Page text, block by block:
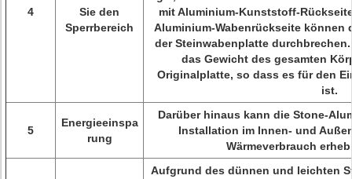
4
Sie den
Sperrbereich
mit Aluminium-Kunststoff-
Aluminium-Wabenrückseite können
der Steinwabenplatte
das Gewicht des gesamten
Originalplatte, so dass es für den
ist.
5
Energieeinspa
rung
Darüber hinaus kann die Stone-
Installation im Innen- und
Wärmeverbrauch
Aufgrund des dünnen und leichten